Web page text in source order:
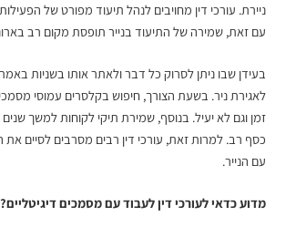
ניירת. עורכי דין מחויבים לנהל תיעוד מפורט של
עם זאת, שמירה של התיעוד בנייר תופסת מקום רב
בעידן שבו ניתן לסרוק כל דבר ולאתר אותו בשניות
לאגירת ניר. בשעת הצורך, חיפוש בקלסרים עמוסי
זמן וגם לא יעיל. בנוסף, שמירת תיקי לקוחות למשך שנים
כסף רב. למרות זאת, עורכי דין רבים מסרבים לסיים
עם הנייר.
מדוע כדאי לעורכי דין לעבוד עם מסמכים דיגיטליים?